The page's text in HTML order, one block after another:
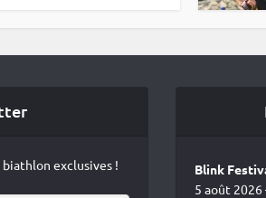
exclusives !
Blink
5 août 2026